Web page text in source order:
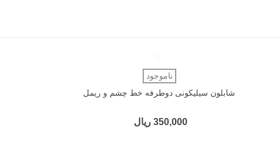
دوست داشتن
ناموجود
شابلون سیلیکونی دوطرفه خط چشم و ریمل
350,000 ریال